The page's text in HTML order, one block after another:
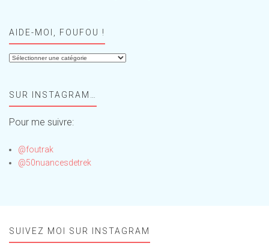
AIDE-MOI, FOUFOU !
Aide-
!SUR INSTAGRAM…
Pour me suivre:
@foutrak
@50nuancesdetrek
SUIVEZ MOI SUR INSTAGRAM